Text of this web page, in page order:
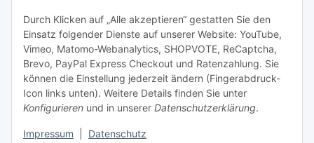
Vertrag widerrufen
Durch Klicken auf „Alle akzeptieren“ gestatten Sie den
Einsatz folgender Dienste auf unserer Website: YouTube,
Vimeo, Matomo-Webanalytics, SHOPVOTE, ReCaptcha,
Brevo, PayPal Express Checkout und Ratenzahlung. Sie
können die Einstellung jederzeit ändern (Fingerabdruck-
Icon links unten). Weitere Details finden Sie unter
Konfigurieren und in unserer Datenschutzerklärung.
Impressum Datenschutz